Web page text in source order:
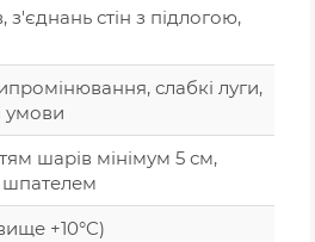
з'єднань стін з підлогою,
слабкі луги,
умови
шарів мінімум 5 см,
+10°C)